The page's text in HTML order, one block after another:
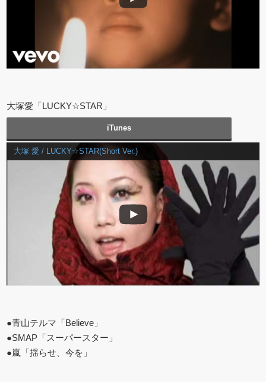
大塚愛「LUCKY☆STAR」
iTunes
大塚 愛 / LUCKY☆STAR(Short Ver.)
●青山テルマ「Believe」
●SMAP「スーパースター」
●嵐「揺らせ、今を」